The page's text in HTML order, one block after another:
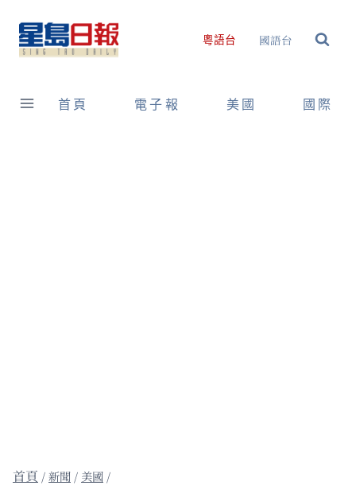
content
粵語台 國語台
首頁 電子報 美國 國際
/新聞 / 美國 /